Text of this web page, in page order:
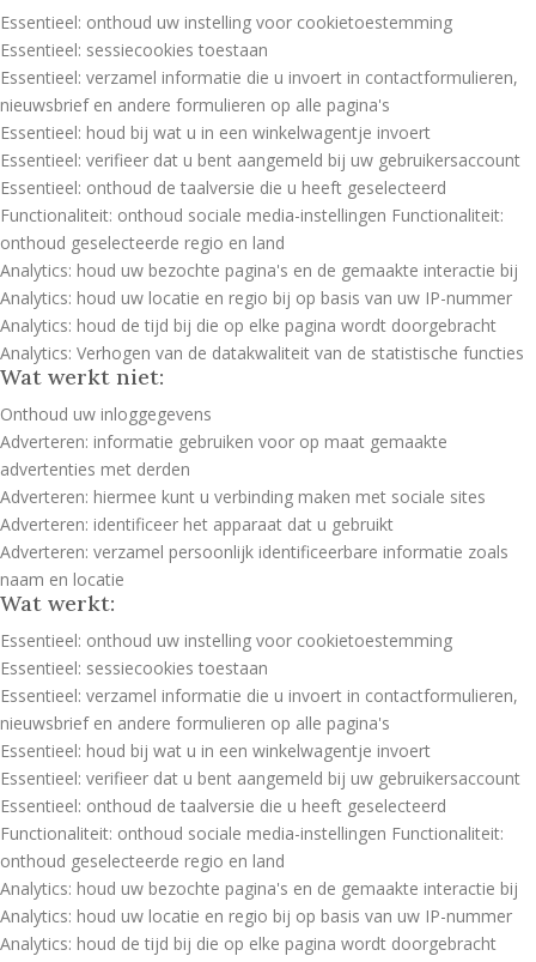
Essentieel: onthoud uw instelling voor cookietoestemming
Essentieel: sessiecookies toestaan
Essentieel: verzamel informatie die u invoert in contactformulieren,
nieuwsbrief en andere formulieren op alle pagina's
Essentieel: houd bij wat u in een winkelwagentje invoert
Essentieel: verifieer dat u bent aangemeld bij uw gebruikersaccount
Essentieel: onthoud de taalversie die u heeft geselecteerd
Functionaliteit: onthoud sociale media-instellingen Functionaliteit:
onthoud geselecteerde regio en land
Analytics: houd uw bezochte pagina's en de gemaakte interactie bij
Analytics: houd uw locatie en regio bij op basis van uw IP-nummer
Analytics: houd de tijd bij die op elke pagina wordt doorgebracht
Analytics: Verhogen van de datakwaliteit van de statistische functies
Wat werkt niet:
Onthoud uw inloggegevens
Adverteren: informatie gebruiken voor op maat gemaakte
advertenties met derden
Adverteren: hiermee kunt u verbinding maken met sociale sites
Adverteren: identificeer het apparaat dat u gebruikt
Adverteren: verzamel persoonlijk identificeerbare informatie zoals
naam en locatie
Wat werkt:
Essentieel: onthoud uw instelling voor cookietoestemming
Essentieel: sessiecookies toestaan
Essentieel: verzamel informatie die u invoert in contactformulieren,
nieuwsbrief en andere formulieren op alle pagina's
Essentieel: houd bij wat u in een winkelwagentje invoert
Essentieel: verifieer dat u bent aangemeld bij uw gebruikersaccount
Essentieel: onthoud de taalversie die u heeft geselecteerd
Functionaliteit: onthoud sociale media-instellingen Functionaliteit:
onthoud geselecteerde regio en land
Analytics: houd uw bezochte pagina's en de gemaakte interactie bij
Analytics: houd uw locatie en regio bij op basis van uw IP-nummer
Analytics: houd de tijd bij die op elke pagina wordt doorgebracht